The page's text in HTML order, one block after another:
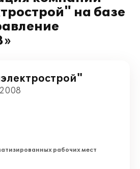
на базе
рабочих мест